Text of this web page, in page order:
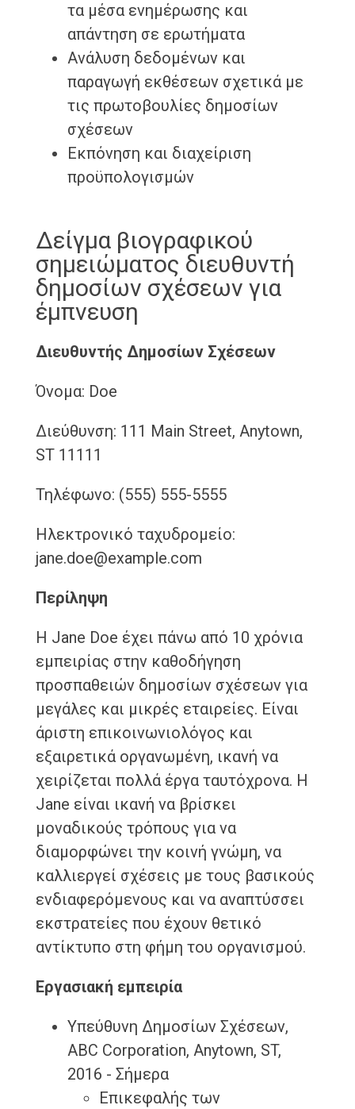
τα μέσα ενημέρωσης και
απάντηση σε ερωτήματα
Ανάλυση δεδομένων και
παραγωγή εκθέσεων σχετικά με
τις πρωτοβουλίες δημοσίων
σχέσεων
Εκπόνηση και διαχείριση
προϋπολογισμών
Δείγμα βιογραφικού
σημειώματος διευθυντή
δημοσίων σχέσεων για
έμπνευση
Διευθυντής Δημοσίων Σχέσεων
Όνομα: Doe
Διεύθυνση: 111 Main Street, Anytown,
ST 11111
Τηλέφωνο: (555) 555-5555
Ηλεκτρονικό ταχυδρομείο:
jane.doe@example.com
Περίληψη
Η Jane Doe έχει πάνω από 10 χρόνια
εμπειρίας στην καθοδήγηση
προσπαθειών δημοσίων σχέσεων για
μεγάλες και μικρές εταιρείες. Είναι
άριστη επικοινωνιολόγος και
εξαιρετικά οργανωμένη, ικανή να
χειρίζεται πολλά έργα ταυτόχρονα. Η
Jane είναι ικανή να βρίσκει
μοναδικούς τρόπους για να
διαμορφώνει την κοινή γνώμη, να
καλλιεργεί σχέσεις με τους βασικούς
ενδιαφερόμενους και να αναπτύσσει
εκστρατείες που έχουν θετικό
αντίκτυπο στη φήμη του οργανισμού.
Εργασιακή εμπειρία
Υπεύθυνη Δημοσίων Σχέσεων,
ABC Corporation, Anytown, ST,
2016 - Σήμερα
Επικεφαλής των